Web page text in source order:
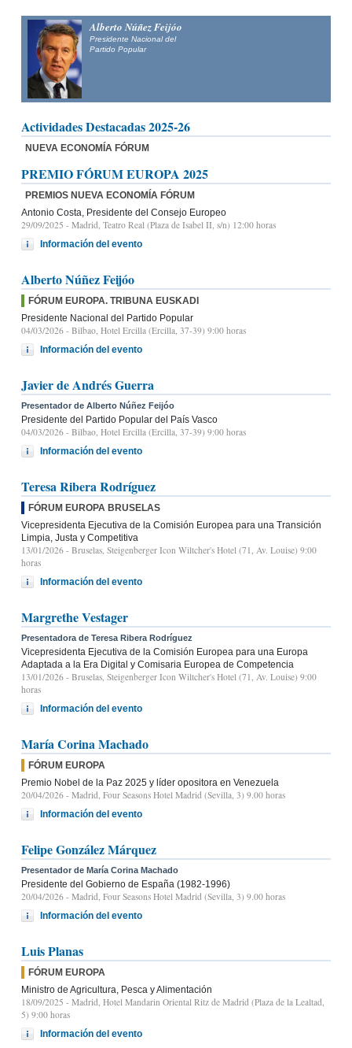
Alberto Núñez Feijóo
Presidente Nacional del
Partido Popular
Actividades Destacadas 2025-26
NUEVA ECONOMÍA FÓRUM
PREMIO FÓRUM EUROPA 2025
PREMIOS NUEVA ECONOMÍA FÓRUM
Antonio Costa, Presidente del Consejo Europeo
29/09/2025 - Madrid, Teatro Real (Plaza de Isabel II, s/n) 12:00 horas
Información del evento
Alberto Núñez Feijóo
FÓRUM EUROPA. TRIBUNA EUSKADI
Presidente Nacional del Partido Popular
04/03/2026 - Bilbao, Hotel Ercilla (Ercilla, 37-39) 9:00 horas
Información del evento
Javier de Andrés Guerra
Presentador de Alberto Núñez Feijóo
Presidente del Partido Popular del País Vasco
04/03/2026 - Bilbao, Hotel Ercilla (Ercilla, 37-39) 9:00 horas
Información del evento
Teresa Ribera Rodríguez
FÓRUM EUROPA BRUSELAS
Vicepresidenta Ejecutiva de la Comisión Europea para una Transición
Limpia, Justa y Competitiva
13/01/2026 - Bruselas, Steigenberger Icon Wiltcher's Hotel (71, Av. Louise) 9:00
horas
Información del evento
Margrethe Vestager
Presentadora de Teresa Ribera Rodríguez
Vicepresidenta Ejecutiva de la Comisión Europea para una Europa
Adaptada a la Era Digital y Comisaria Europea de Competencia
13/01/2026 - Bruselas, Steigenberger Icon Wiltcher's Hotel (71, Av. Louise) 9:00
horas
Información del evento
María Corina Machado
FÓRUM EUROPA
Premio Nobel de la Paz 2025 y líder opositora en Venezuela
20/04/2026 - Madrid, Four Seasons Hotel Madrid (Sevilla, 3) 9.00 horas
Información del evento
Felipe González Márquez
Presentador de María Corina Machado
Presidente del Gobierno de España (1982-1996)
20/04/2026 - Madrid, Four Seasons Hotel Madrid (Sevilla, 3) 9.00 horas
Información del evento
Luis Planas
FÓRUM EUROPA
Ministro de Agricultura, Pesca y Alimentación
18/09/2025 - Madrid, Hotel Mandarin Oriental Ritz de Madrid (Plaza de la Lealtad,
5) 9:00 horas
Información del evento